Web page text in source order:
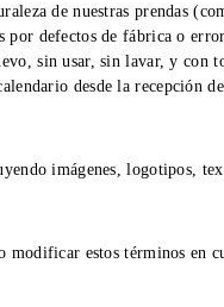
de nuestras prendas
por defectos de fábrica o
sin usar, sin lavar, y con
desde la recepción
imágenes, logotipos,
modificar estos términos en